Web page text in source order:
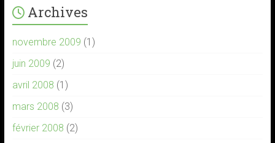
Archives
novembre 2009 (1)
juin 2009 (2)
avril 2008 (1)
mars 2008 (3)
février 2008 (2)